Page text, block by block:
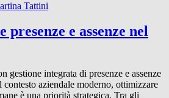
Tattini
e assenze nel
gestione integrata di presenze e assenze
aziendale moderno, ottimizzare
è una priorità strategica. Tra gli